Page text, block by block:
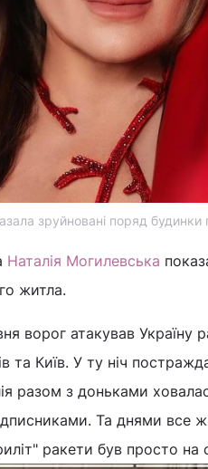
зруйновані поряд
Наталія Могилевська
житла.
ворог атакував
та Київ. У ту ніч
разом з доньками
Та днями все
ракети був просто на